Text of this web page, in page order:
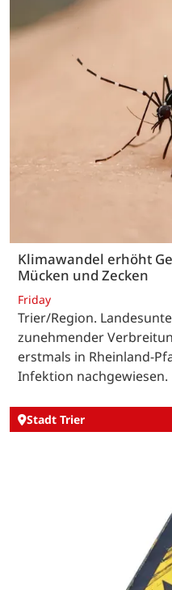
Klimawandel erhöht
Mücken und Zecken
Friday
Trier/Region.
zunehmender
erstmals in Rheinland-
Infektion nachgewiesen.
Stadt Trier